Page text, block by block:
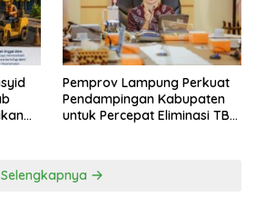
Pemprov Lampung Perkuat
Pendampingan Kabupaten
untuk Percepat Eliminasi TBC
Selengkapnya